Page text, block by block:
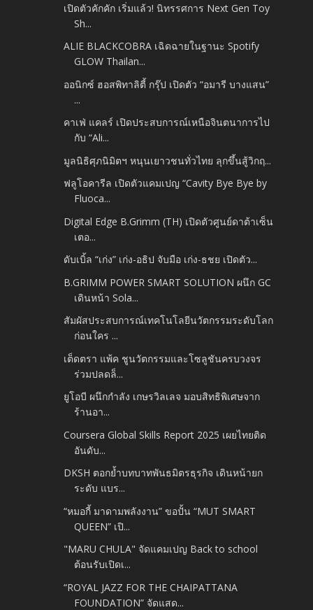
เปิดตัวคักคัก เริ่มแล้ว! นิทรรศการ Next Gen Toy
Sh...
ALIE BLACKCOBRA เฉิดฉายในฐานะ Spotify
GLOW Thailan...
ออนิกซ์ ฮอสพิทาลิตี้ กรุ๊ป เปิดตัว “อมารี บางแสน”
...
คาเฟ่ แคลร์ เปิดประสบการณ์เหนือจินตนาการไป
กับ “Ali...
มูลนิธิศุภนิมิตฯ หนุนเยาวชนทั่วไทย ลุกขึ้นสู้วิกฤ...
ฟลูโอคารีล เปิดตัวแคมเปญ “Cavity Bye Bye by
Fluoca...
Digital Edge B.Grimm (TH) เปิดตัวศูนย์ดาต้าเซ็น
เตอ...
ดับเบิ้ล “เก่ง” เก่ง-อธิป จับมือ เก่ง-ธชย เปิดตัว...
B.GRIMM POWER SMART SOLUTION ผนึก GC
เดินหน้า Sola...
สัมผัสประสบการณ์เทคโนโลยีนวัตกรรมระดับโลก
ก่อนใคร ...
เต็ดตรา แพ้ค ชูนวัตกรรมและโซลูชันครบวงจร
ร่วมปลดล็...
ยูโอบี ผนึกกำลัง เกษรวิลเลจ มอบสิทธิพิเศษจาก
ร้านอา...
Coursera Global Skills Report 2025 เผยไทยติด
อันดับ...
DKSH ตอกย้ำบทบาทพันธมิตรธุรกิจ เดินหน้ายก
ระดับ แบร...
“หมอกี้ มาดามพลังงาน” ขอปั้น “MUT SMART
QUEEN” เปิ...
"MARU CHULA" จัดแคมเปญ Back to school
ต้อนรับเปิดเ...
“ROYAL JAZZ FOR THE CHAIPATTANA
FOUNDATION” จัดแสด...